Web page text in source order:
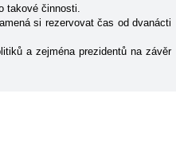
takové činnosti.
si rezervovat čas od dvanácti
a zejména prezidentů na závěr